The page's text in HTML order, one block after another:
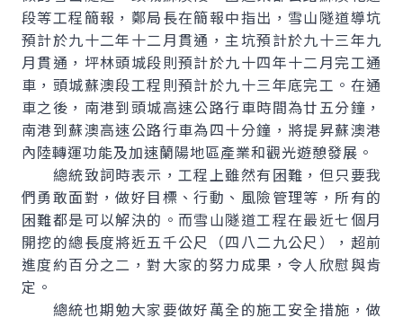
段等工程簡報，鄭局長在簡報中指出，雪山隧道導坑
預計於九十二年十二月貫通，主坑預計於九十三年九
月貫通，坪林頭城段則預計於九十四年十二月完工通
車，頭城蘇澳段工程則預計於九十三年底完工。在通
車之後，南港到頭城高速公路行車時間為廿五分鐘，
南港到蘇澳高速公路行車為四十分鐘，將提昇蘇澳港
內陸轉運功能及加速蘭陽地區產業和觀光遊憩發展。
總統致詞時表示，工程上雖然有困難，但只要我
們勇敢面對，做好目標、行動、風險管理等，所有的
困難都是可以解決的。而雪山隧道工程在最近七個月
開挖的總長度將近五千公尺（四八二九公尺），超前
進度約百分之二，對大家的努力成果，令人欣慰與肯
定。
總統也期勉大家要做好萬全的施工安全措施，做